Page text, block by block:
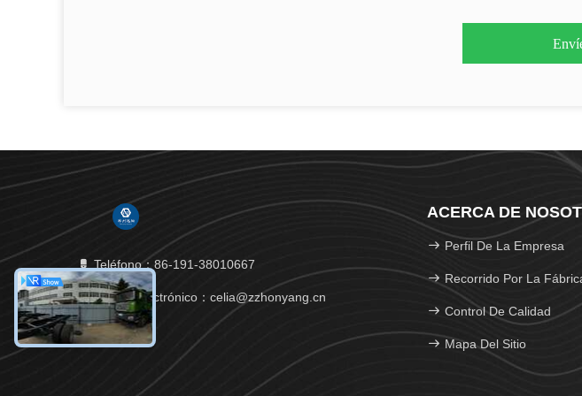
Teléfono：86-191-38010667
Correo electrónico：celia@zzhonyang.cn
ACERCA DE
Perfil De La Empresa
Recorrido Por La
Control De Calidad
Mapa Del Sitio